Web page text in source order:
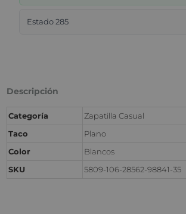
Estado 285
Descripción
Categoría
Zapatilla Casual
Taco
Plano
Color
Blancos
SKU
5809-106-28562-98841-35